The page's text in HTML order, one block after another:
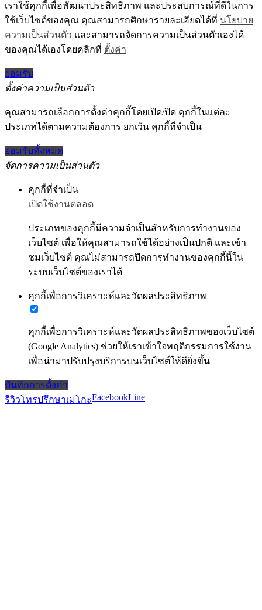
เราใช้คุกกี้เพื่อพัฒนาประสิทธิภาพ และประสบการณ์ที่ดีในการ
ใช้เว็บไซต์ของคุณ คุณสามารถศึกษารายละเอียดได้ที่ นโยบาย
ความเป็นส่วนตัว และสามารถจัดการความเป็นส่วนตัวเองได้
ของคุณได้เองโดยคลิกที่ ตั้งค่า
ยอมรับ
ตั้งค่าความเป็นส่วนตัว
คุณสามารถเลือกการตั้งค่าคุกกี้โดยเปิด/ปิด คุกกี้ในแต่ละ
ประเภทได้ตามความต้องการ ยกเว้น คุกกี้ที่จำเป็น
ยอมรับทั้งหมด
จัดการความเป็นส่วนตัว
คุกกี้ที่จำเป็น
เปิดใช้งานตลอด
ประเภทของคุกกี้มีความจำเป็นสำหรับการทำงานของ
เว็บไซต์ เพื่อให้คุณสามารถใช้ได้อย่างเป็นปกติ และเข้า
ชมเว็บไซต์ คุณไม่สามารถปิดการทำงานของคุกกี้นี้ใน
ระบบเว็บไซต์ของเราได้
คุกกี้เพื่อการวิเคราะห์และวัดผลประสิทธิภาพ
คุกกี้เพื่อการวิเคราะห์และวัดผลประสิทธิภาพของเว็บไซต์
(Google Analytics) ช่วยให้เราเข้าใจพฤติกรรมการใช้งาน
เพื่อนำมาปรับปรุงบริการบนเว็บไซต์ให้ดียิ่งขึ้น
บันทึกการตั้งค่า
รีวิวโทรปรึกษาเมโกะFacebookLine